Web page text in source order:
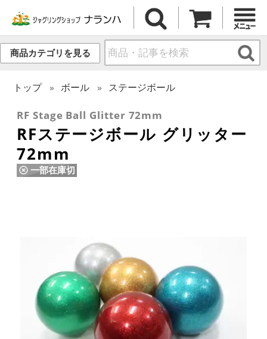
商品カテゴリを見る
トップ ボール ステージボール
RF Stage Ball Glitter 72mm
RFステージボール グリッター
72mm
一部在庫切